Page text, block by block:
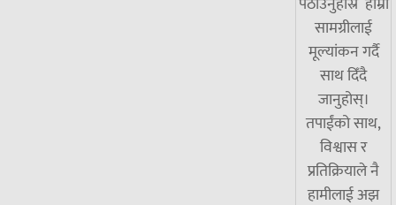
सामग्रीलाई
मूल्यांकन गर्दै
साथ दिँदै
जानुहोस्।
तपाईंको साथ,
विश्वास र
प्रतिक्रियाले नै
हामीलाई अझ